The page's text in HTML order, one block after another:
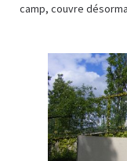
camp, couvre